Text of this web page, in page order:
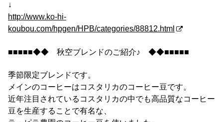
↓
http://www.ko-hi-
koubou.com/hpgen/HPB/categories/88812.html
■■■■■◆◆ 秋空ブレンドのご紹介♪ ◆◆■■■■■
季節限定ブレンドです。
メインのコーヒーはコスタリカのコーヒー豆です。
近年注目されているコスタリカの中でも高品質なコーヒー
豆を生産することで有名な、